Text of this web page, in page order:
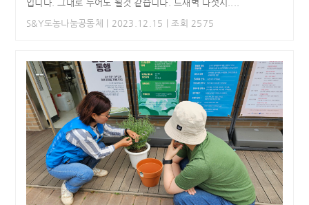
입니다. 그대로 두어도 될것 같습니다. 드새벽 다섯시....
S&Y도농나눔공동체
| 2023.12.15 | 조회 2575